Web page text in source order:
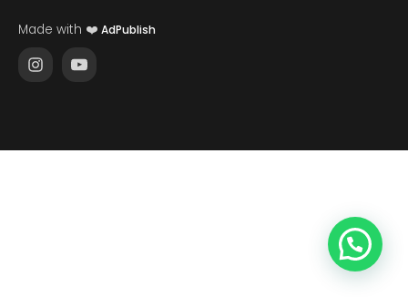
Made with ❤️ AdPublish